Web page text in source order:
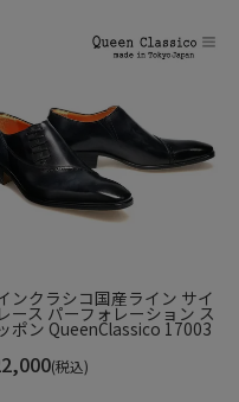
ンクラシコ国産ライン サイ
ース パーフォレーション ス
ポン QueenClassico 17003
(税込)